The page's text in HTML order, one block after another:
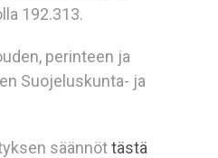
192.313.
perinteen ja
Suojeluskunta- ja
säännöttästä